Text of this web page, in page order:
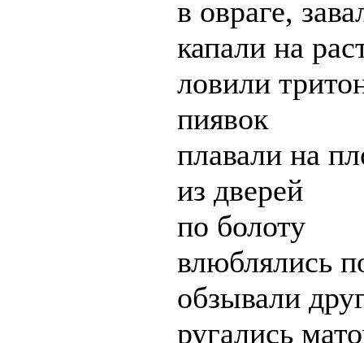
в овраге,
капали на
ловили
пиявок
плавали на
из дверей
по болоту
влюблялись
обзывали
ругались